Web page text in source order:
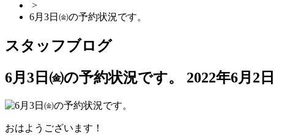
>
6月3日㈮の予約状況です。
スタッフブログ
6月3日㈮の予約状況です。
2022年6月2日
おはようございます！